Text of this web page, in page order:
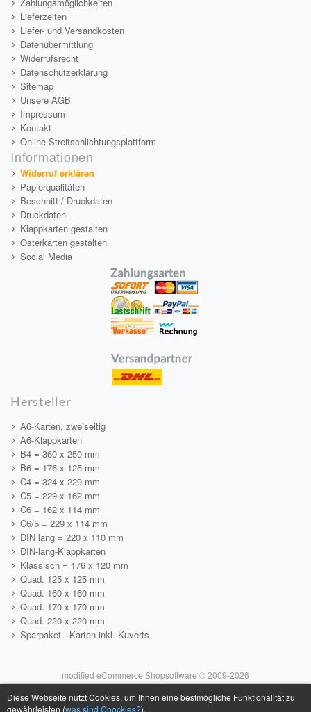
Diese Webseite nutzt Cookies, um Ihnen eine bestmögliche Funktionalität zu
gewährleisten (was sind Coockies?).
Lieferzeiten
Liefer- und Versandkosten
Datenübermittlung
Widerrufsrecht
Datenschutzerklärung
Sitemap
Unsere AGB
Impressum
Kontakt
Online-Streitschlichtungsplattform
Informationen
Widerruf erklären
Papierqualitäten
Beschnitt / Druckdaten
Druckdaten
Klappkarten gestalten
Osterkarten gestalten
Social Media
Hersteller
A6-Karten, zweiseitig
A6-Klappkarten
B4 = 360 x 250 mm
B6 = 176 x 125 mm
C4 = 324 x 229 mm
C5 = 229 x 162 mm
C6 = 162 x 114 mm
C6/5 = 229 x 114 mm
DIN lang = 220 x 110 mm
DIN-lang-Klappkarten
Klassisch = 176 x 120 mm
Quad. 125 x 125 mm
Quad. 160 x 160 mm
Quad. 170 x 170 mm
Quad. 220 x 220 mm
Sparpaket - Karten inkl. Kuverts
modified eCommerce Shopsoftware © 2009-2026